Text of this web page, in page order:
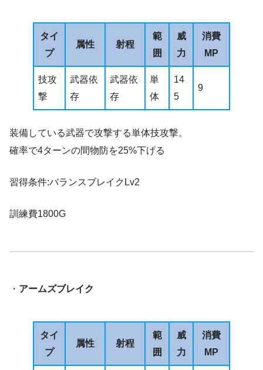
タイ
プ
属性 射程
範
囲
威
力
消費
MP
技攻
撃
武器依
存
武器依
存
単
体
14
5
9
装備している武器で攻撃する単体技攻撃。
確率で4ターンの間物防を25%下げる
習得条件:バランスブレイクLv2
訓練費1800G
・ アームズブレイク
タイ
プ
属性 射程
範
囲
威
力
消費
MP